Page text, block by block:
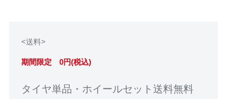
<送料>
期間限定 0円(税込)
タイヤ単品・ホイールセット送料無料